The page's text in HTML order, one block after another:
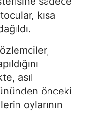
kısa
asıl
önceki
oylarının